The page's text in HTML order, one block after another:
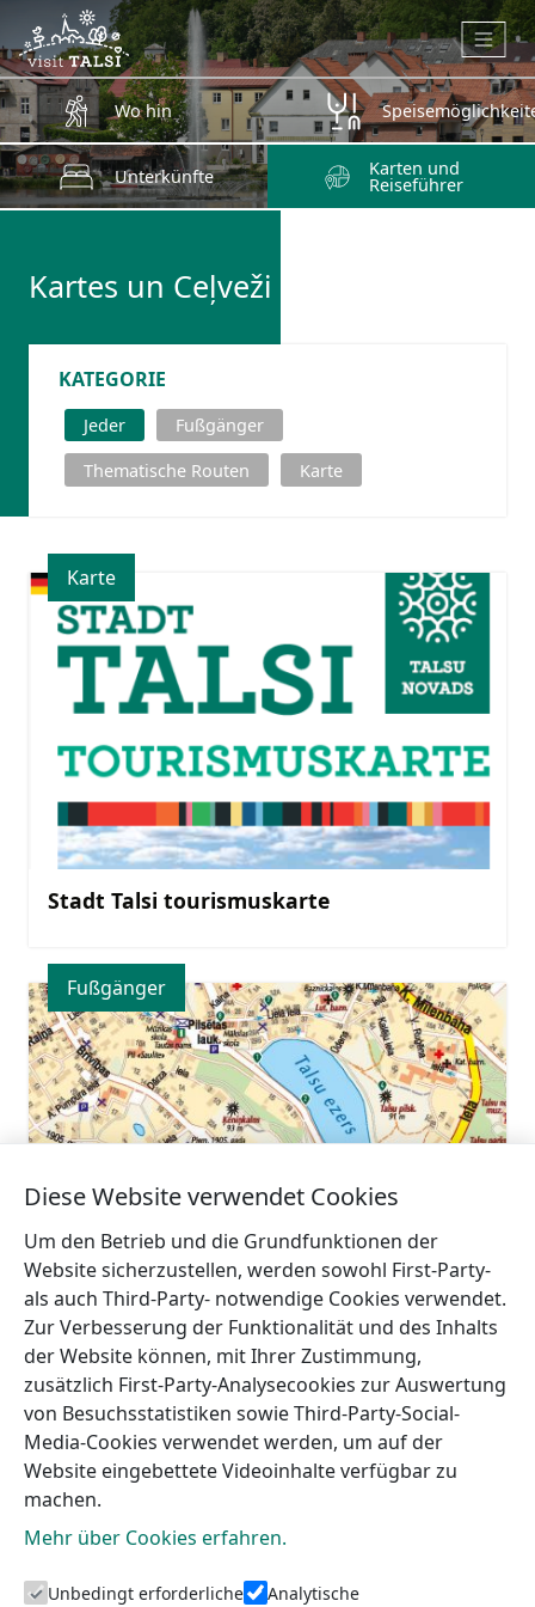
Zum Hauptinhalt springen
Wo hin
Unterkünfte Karten und
Reiseführer
Kartes un Ceļveži
KATEGORIE
Jeder
Fußgänger
Thematische Routen
Karte
Karte
Stadt Talsi tourismuskarte
Fußgänger
Talsi = 9 PA 9′
Touristeninformation von Talsi
Diese Website verwendet Cookies
Um den Betrieb und die Grundfunktionen der
Website sicherzustellen, werden sowohl First-Party-
als auch Third-Party- notwendige Cookies verwendet.
Zur Verbesserung der Funktionalität und des Inhalts
der Website können, mit Ihrer Zustimmung,
zusätzlich First-Party-Analysecookies zur Auswertung
von Besuchsstatistiken sowie Third-Party-Social-
Media-Cookies verwendet werden, um auf der
Website eingebettete Videoinhalte verfügbar zu
machen.
Mehr über Cookies erfahren.
Unbedingt erforderliche Analytische